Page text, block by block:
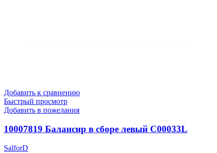
Добавить к сравнению
Быстрый просмотр
Добавить в пожелания
10007819 Балансир в сборе левый C00033L
SalforD